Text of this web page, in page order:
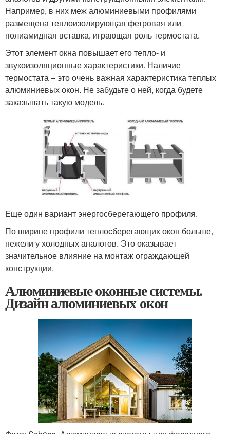
Например, в них меж алюминиевыми профилями
размещена теплоизолирующая фетровая или
полиамидная вставка, играющая роль термостата.
Этот элемент окна повышает его тепло- и
звукоизоляционные характеристики. Наличие
термостата – это очень важная характеристика теплых
алюминиевых окон. Не забудьте о ней, когда будете
заказывать такую модель.
Еще один вариант энергосберегающего профиля.
По ширине профили теплосберегающих окон больше,
нежели у холодных аналогов. Это оказывает
значительное влияние на монтаж ограждающей
конструкции.
Алюминиевые оконные системы.
Дизайн алюминиевых окон